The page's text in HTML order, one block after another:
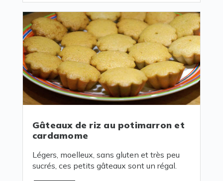
Gâteaux de riz au potimarron et
cardamome
Légers, moelleux, sans gluten et très peu
sucrés, ces petits gâteaux sont un régal.